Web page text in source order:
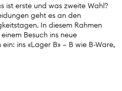
ist erste und was zweite Wahl?
geht es an den
In diesem Rahmen
Besuch ins neue
ins «Lager B» – B wie B-Ware,